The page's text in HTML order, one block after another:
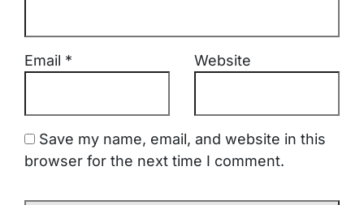
Email * Website
Save my name, email, and website in this
browser for the next time I comment.